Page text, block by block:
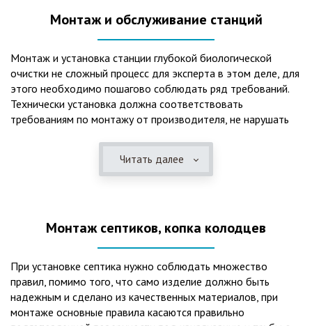
Монтаж и обслуживание станций
Монтаж и установка станции глубокой биологической
очистки не сложный процесс для эксперта в этом деле, для
этого необходимо пошагово соблюдать ряд требований.
Технически установка должна соответствовать
требованиям по монтажу от производителя, не нарушать
представления о требованиях ПУЭ, ведь не качественный
монтаж может привезти не только к выходу из строя
вод – самый эффективный способ из всех существующих
оборудования вода может применяться для хозяйственных
нужд и полива огорода, а остатки ила при чистке могут
стать эффективным удобрением. Нет необходимости
тратить средства на ассенизаторскую машину. Системы
Читать далее
Монтаж септиков, копка колодцев
При установке септика нужно соблюдать множество
правил, помимо того, что само изделие должно быть
надежным и сделано из качественных материалов, при
монтаже основные правила касаются правильно